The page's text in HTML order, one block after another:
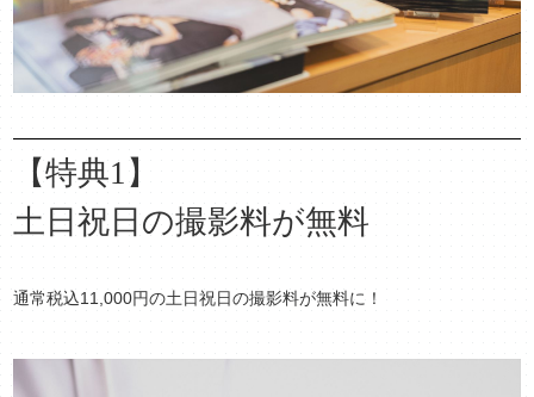
【特典1】
土日祝日の撮影料が無料
通常税込11,000円の土日祝日の撮影料が無料に！